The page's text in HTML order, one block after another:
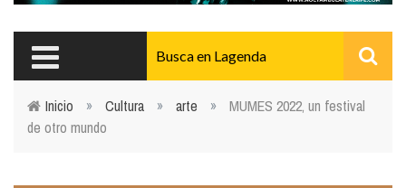
Usted está aquí
Inicio » Cultura » arte »
MUMES 2022, un festival
de otro mundo